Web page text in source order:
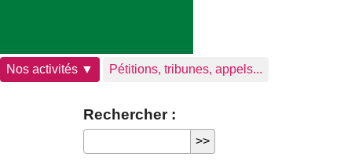
Nos activités ▼ Pétitions, tribunes, appels...
Rechercher :